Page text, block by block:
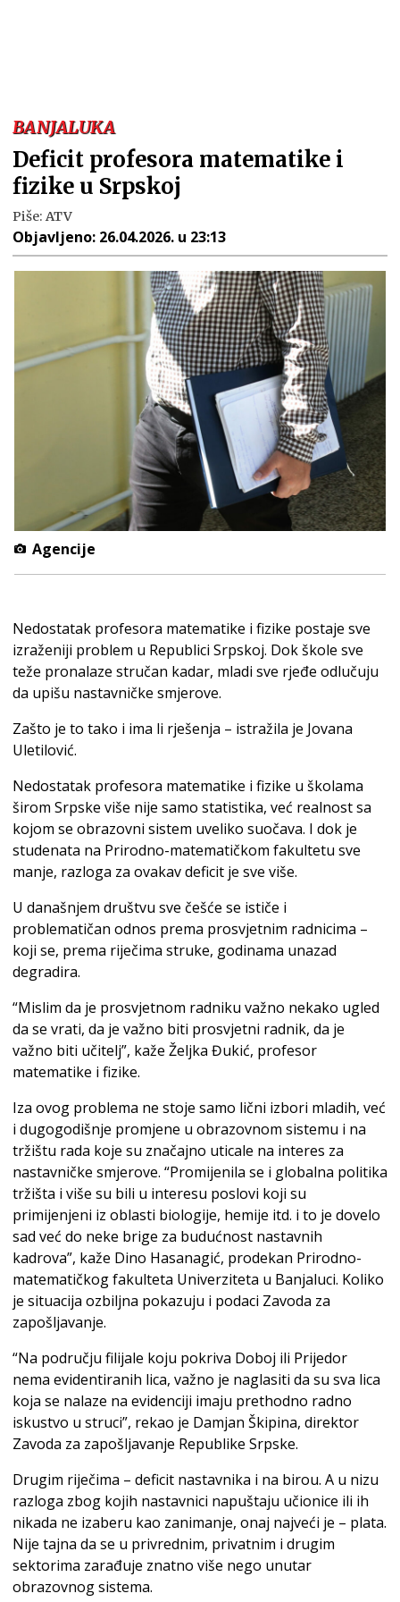
BANJALUKA
Deficit profesora matematike i
fizike u Srpskoj
Piše: ATV
Objavljeno: 26.04.2026. u 23:13
Agencije
Nedostatak profesora matematike i fizike postaje sve
izraženiji problem u Republici Srpskoj. Dok škole sve
teže pronalaze stručan kadar, mladi sve rjeđe odlučuju
da upišu nastavničke smjerove.
Zašto je to tako i ima li rješenja – istražila je Jovana
Uletilović.
Nedostatak profesora matematike i fizike u školama
širom Srpske više nije samo statistika, već realnost sa
kojom se obrazovni sistem uveliko suočava. I dok je
studenata na Prirodno-matematičkom fakultetu sve
manje, razloga za ovakav deficit je sve više.
U današnjem društvu sve češće se ističe i
problematičan odnos prema prosvjetnim radnicima –
koji se, prema riječima struke, godinama unazad
degradira.
“Mislim da je prosvjetnom radniku važno nekako ugled
da se vrati, da je važno biti prosvjetni radnik, da je
važno biti učitelj”, kaže Željka Đukić, profesor
matematike i fizike.
Iza ovog problema ne stoje samo lični izbori mladih, već
i dugogodišnje promjene u obrazovnom sistemu i na
tržištu rada koje su značajno uticale na interes za
nastavničke smjerove. “Promijenila se i globalna politika
tržišta i više su bili u interesu poslovi koji su
primijenjeni iz oblasti biologije, hemije itd. i to je dovelo
sad već do neke brige za budućnost nastavnih
kadrova”, kaže Dino Hasanagić, prodekan Prirodno-
matematičkog fakulteta Univerziteta u Banjaluci. Koliko
je situacija ozbiljna pokazuju i podaci Zavoda za
zapošljavanje.
“Na području filijale koju pokriva Doboj ili Prijedor
nema evidentiranih lica, važno je naglasiti da su sva lica
koja se nalaze na evidenciji imaju prethodno radno
iskustvo u struci”, rekao je Damjan Škipina, direktor
Zavoda za zapošljavanje Republike Srpske.
Drugim riječima – deficit nastavnika i na birou. A u nizu
razloga zbog kojih nastavnici napuštaju učionice ili ih
nikada ne izaberu kao zanimanje, onaj najveći je – plata.
Nije tajna da se u privrednim, privatnim i drugim
sektorima zarađuje znatno više nego unutar
obrazovnog sistema.